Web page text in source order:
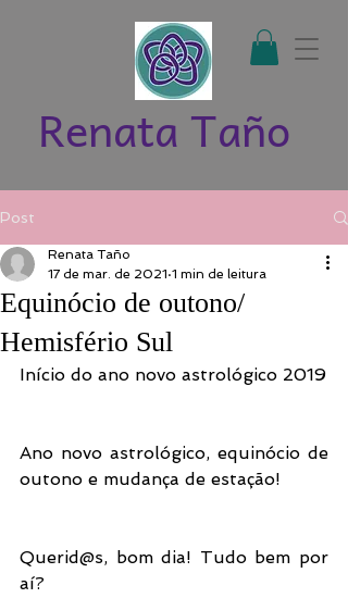
Renata Taño
Post
Equinócio de outono/
Hemisfério Sul
Renata Taño
17 de mar. de 2021 1 min de leitura
Início do ano novo astrológico 2019
Ano novo astrológico, equinócio de
outono e mudança de estação!
Querid@s, bom dia! Tudo bem por
aí?